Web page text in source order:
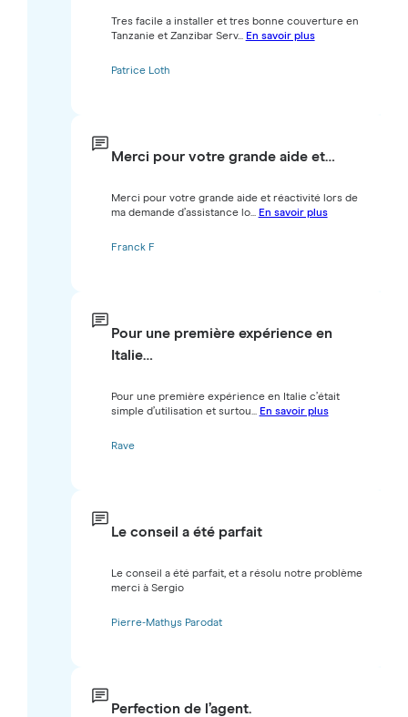
Tres facile a installer et tres bonne couverture en
Tanzanie et Zanzibar Serv... En savoir plus
Patrice Loth
Merci pour votre grande aide et…
Merci pour votre grande aide et réactivité lors de
ma demande d’assistance lo... En savoir plus
Franck F
Pour une première expérience en
Italie…
Pour une première expérience en Italie c’était
simple d’utilisation et surtou... En savoir plus
Rave
Le conseil a été parfait
Le conseil a été parfait, et a résolu notre problème
merci à Sergio
Pierre-Mathys Parodat
Perfection de l’agent.